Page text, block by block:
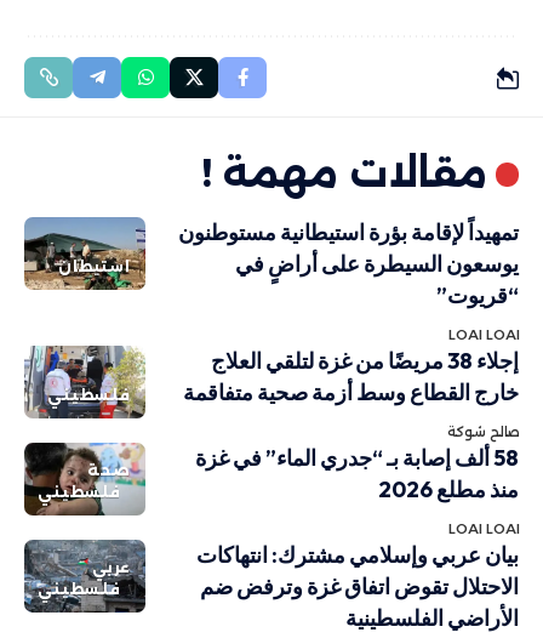
مقالات مهمة !
استيطان
تمهيداً لإقامة بؤرة استيطانية مستوطنون
يوسعون السيطرة على أراضٍ في
“قريوت”
LOAI LOAI
فلسطيني
إجلاء 38 مريضًا من غزة لتلقي العلاج
خارج القطاع وسط أزمة صحية متفاقمة
صالح شوكة
صحة
فلسطيني
58 ألف إصابة بـ “جدري الماء” في غزة
منذ مطلع 2026
LOAI LOAI
عربي
فلسطيني
بيان عربي وإسلامي مشترك: انتهاكات
الاحتلال تقوض اتفاق غزة وترفض ضم
الأراضي الفلسطينية